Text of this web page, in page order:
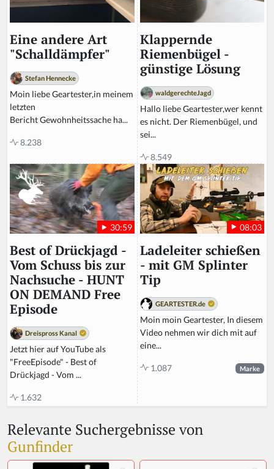
Eine andere Art
"Schalldämpfer"
Stefan Hennecke
Moin liebe Geartester,in meinem
letzten
Bericht Gewohnheitssache ha...
8.238
Klappernde
Riemenbügel -
günstige Lösung
waldgerechteJagd
Hallo liebe Geartester,wer kennt
es nicht. Der Riemenbügel, und
sei...
8.549
30:59
Best of Drückjagd -
Vom Schuss bis zur
Nachsuche - HUNT
ON DEMAND Free
Episode
Dreispross Kanal
Jetzt hier auf YouTube als
"FreeEpisode" - Best of
Drückjagd - Vom ...
1.632
08:03
Ladeleiter schießen
- mit GM Splinter
Tip
GEARTESTER.de
Moin moin Geartester, In diesem
Video nehmen wir dich mit auf
eine...
1.087 Marke
Relevante Suchergebnisse von
Gunfinder